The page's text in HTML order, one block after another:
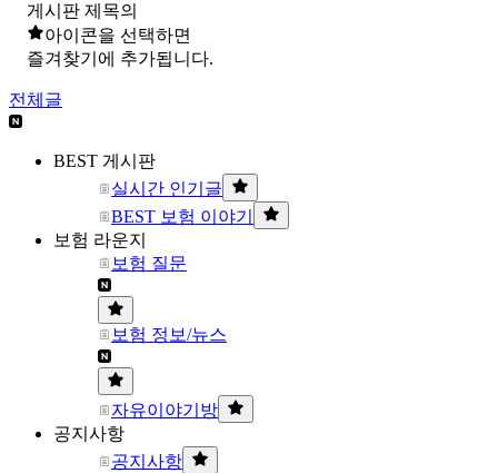
게시판 제목의
아이콘을 선택하면
즐겨찾기에 추가됩니다.
전체글
BEST 게시판
실시간 인기글
BEST 보험 이야기
보험 라운지
보험 질문
보험 정보/뉴스
자유이야기방
공지사항
공지사항